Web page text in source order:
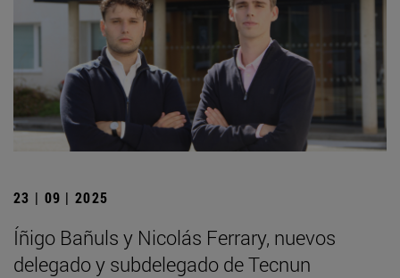
23 | 09 | 2025
Íñigo Bañuls y Nicolás Ferrary, nuevos
delegado y subdelegado de Tecnun